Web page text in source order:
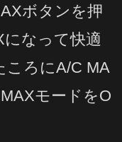
ボタンを押
なって快適
ころにA/C MA
モードをO